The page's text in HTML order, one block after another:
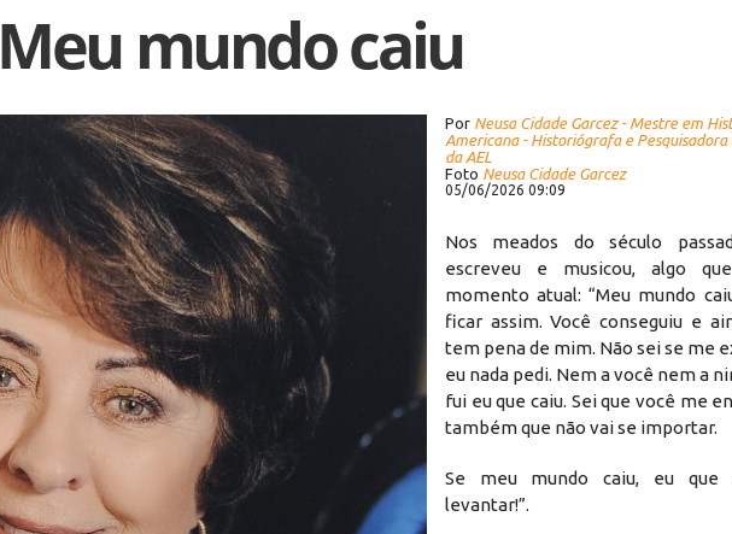
Meu mundo caiu
Por Neusa Cidade Garcez - Mestre em
Americana - Historiógrafa e Pesquisadora
da AEL
Foto Neusa Cidade Garcez
05/06/2026 09:09
Nos meados do século
escreveu e musicou, algo
momento atual: “Meu mundo
ficar assim. Você conseguiu e
tem pena de mim. Não sei se me
eu nada pedi. Nem a você nem a
fui eu que caiu. Sei que você me
também que não vai se importar.
Se meu mundo caiu, eu que
levantar!”.